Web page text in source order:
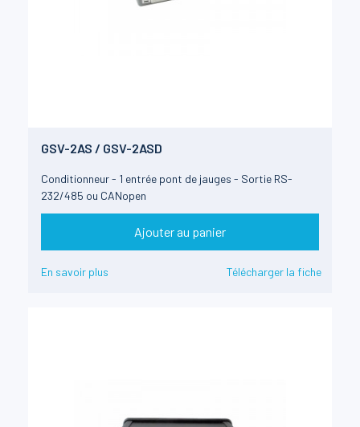
GSV-2AS / GSV-2ASD
Conditionneur - 1 entrée pont de jauges - Sortie RS-
232/485 ou CANopen
Ajouter au panier
En savoir plus Télécharger la fiche